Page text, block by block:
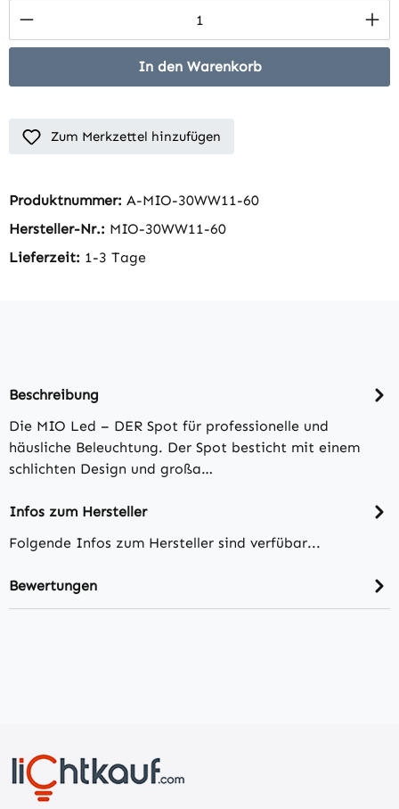
Produkt Anzahl: Gib den gewünschten
In den Warenkorb
Zum Merkzettel hinzufügen
Produktnummer: A-MIO-30WW11-60
Hersteller-Nr.: MIO-30WW11-60
Lieferzeit: 1-3 Tage
Beschreibung
Die MIO Led – DER Spot für professionelle und
häusliche Beleuchtung. Der Spot besticht mit einem
schlichten Design und großa…
Infos zum Hersteller
Folgende Infos zum Hersteller sind verfübar...
Bewertungen